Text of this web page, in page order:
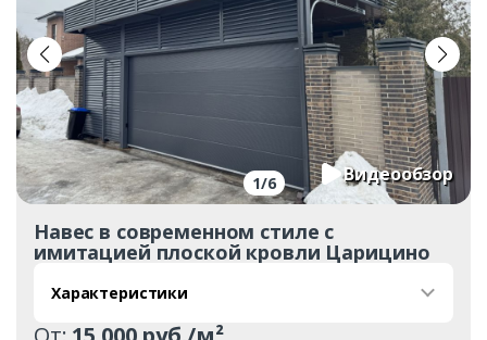
Видеообзор
1/6
Навес в современном стиле с
имитацией плоской кровли Царицино
Характеристики